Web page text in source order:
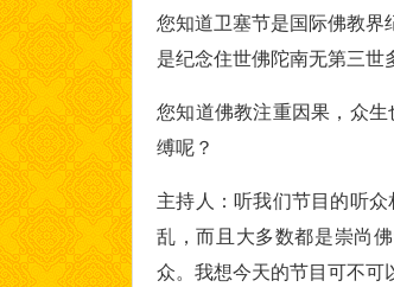
您知道卫塞节是国际佛教界
是纪念住世佛陀南无第三世
您知道佛教注重因果，众
缚呢？
主持人：听我们节目的听
乱，而且大多数都是崇尚
众。我想今天的节目可不可